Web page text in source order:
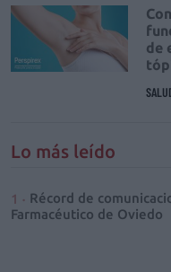
de
Lo más leído
Récord de
Farmacéutico de Oviedo